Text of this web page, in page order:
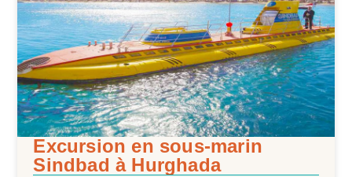
Excursion en sous-marin
Sindbad à Hurghada